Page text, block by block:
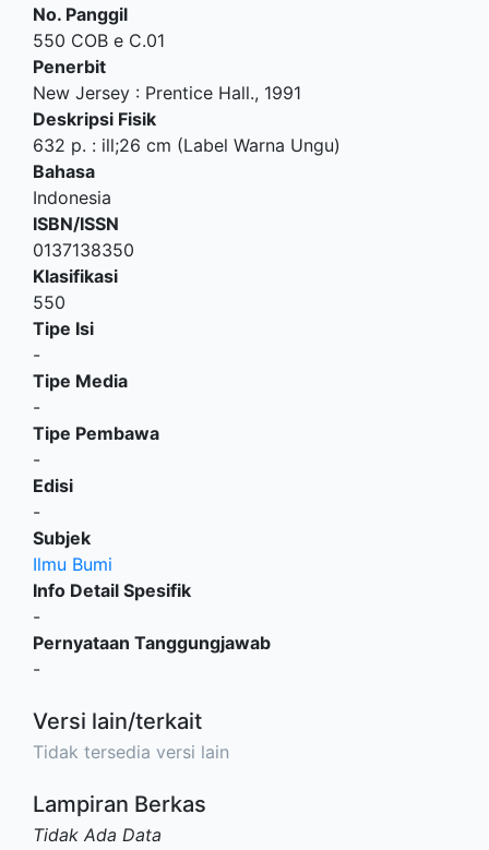
No. Panggil
550 COB e C.01
Penerbit
New Jersey : Prentice Hall., 1991
Deskripsi Fisik
632 p. : ill;26 cm (Label Warna Ungu)
Bahasa
Indonesia
ISBN/ISSN
0137138350
Klasifikasi
550
Tipe Isi
-
Tipe Media
-
Tipe Pembawa
-
Edisi
-
Subjek
Ilmu Bumi
Info Detail Spesifik
-
Pernyataan Tanggungjawab
-
Versi lain/terkait
Tidak tersedia versi lain
Lampiran Berkas
Tidak Ada Data